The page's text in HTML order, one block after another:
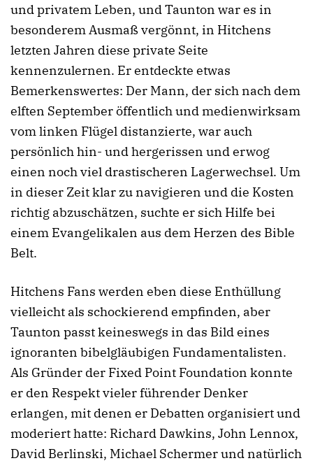
und privatem Leben, und Taunton war es in
besonderem Ausmaß vergönnt, in Hitchens
letzten Jahren diese private Seite
kennenzulernen. Er entdeckte etwas
Bemerkenswertes: Der Mann, der sich nach dem
elften September öffentlich und medienwirksam
vom linken Flügel distanzierte, war auch
persönlich hin- und hergerissen und erwog
einen noch viel drastischeren Lagerwechsel. Um
in dieser Zeit klar zu navigieren und die Kosten
richtig abzuschätzen, suchte er sich Hilfe bei
einem Evangelikalen aus dem Herzen des Bible
Belt.
Hitchens Fans werden eben diese Enthüllung
vielleicht als schockierend empfinden, aber
Taunton passt keineswegs in das Bild eines
ignoranten bibelgläubigen Fundamentalisten.
Als Gründer der Fixed Point Foundation konnte
er den Respekt vieler führender Denker
erlangen, mit denen er Debatten organisiert und
moderiert hatte: Richard Dawkins, John Lennox,
David Berlinski, Michael Schermer und natürlich